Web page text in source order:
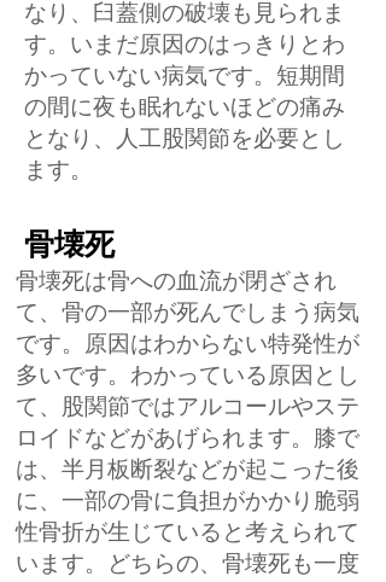
なり、臼蓋側の破壊も見られま
す。いまだ原因のはっきりとわ
かっていない病気です。短期間
の間に夜も眠れないほどの痛み
となり、人工股関節を必要とし
ます。
骨壊死
骨壊死は骨への血流が閉ざされ
て、骨の一部が死んでしまう病気
です。原因はわからない特発性が
多いです。わかっている原因とし
て、股関節ではアルコールやステ
ロイドなどがあげられます。膝で
は、半月板断裂などが起こった後
に、一部の骨に負担がかかり脆弱
性骨折が生じていると考えられて
います。どちらの、骨壊死も一度